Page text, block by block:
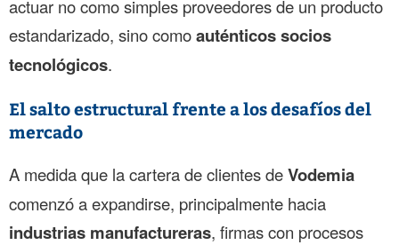
actuar no como simples proveedores de un producto
estandarizado, sino comoauténticos socios
tecnológicos.
El salto estructural frente a los desafíos del
mercado
A medida que la cartera de clientes deVodemia
comenzó a expandirse, principalmente hacia
industrias manufactureras, firmas con procesos